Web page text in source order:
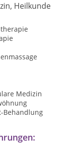
Heilkunde
Medizin
Behandlung